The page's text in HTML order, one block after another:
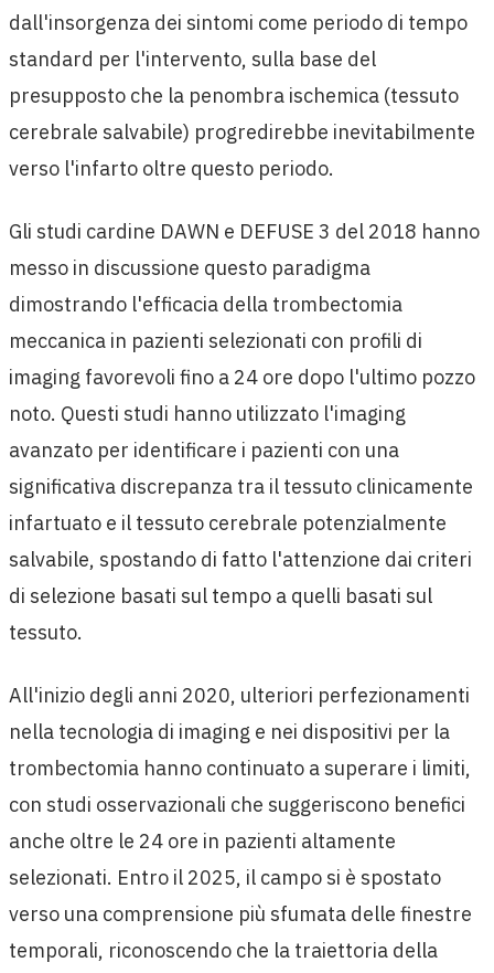
dall'insorgenza dei sintomi come periodo di tempo
standard per l'intervento, sulla base del
presupposto che la penombra ischemica (tessuto
cerebrale salvabile) progredirebbe inevitabilmente
verso l'infarto oltre questo periodo.
Gli studi cardine DAWN e DEFUSE 3 del 2018 hanno
messo in discussione questo paradigma
dimostrando l'efficacia della trombectomia
meccanica in pazienti selezionati con profili di
imaging favorevoli fino a 24 ore dopo l'ultimo pozzo
noto. Questi studi hanno utilizzato l'imaging
avanzato per identificare i pazienti con una
significativa discrepanza tra il tessuto clinicamente
infartuato e il tessuto cerebrale potenzialmente
salvabile, spostando di fatto l'attenzione dai criteri
di selezione basati sul tempo a quelli basati sul
tessuto.
All'inizio degli anni 2020, ulteriori perfezionamenti
nella tecnologia di imaging e nei dispositivi per la
trombectomia hanno continuato a superare i limiti,
con studi osservazionali che suggeriscono benefici
anche oltre le 24 ore in pazienti altamente
selezionati. Entro il 2025, il campo si è spostato
verso una comprensione più sfumata delle finestre
temporali, riconoscendo che la traiettoria della